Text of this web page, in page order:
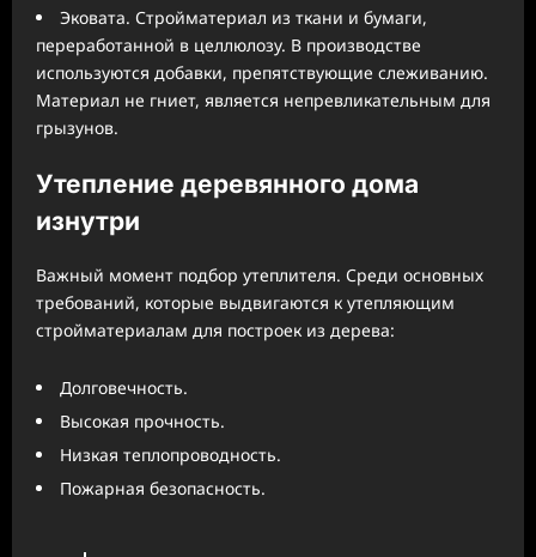
Эковата. Стройматериал из ткани и бумаги,
переработанной в целлюлозу. В производстве
используются добавки, препятствующие слеживанию.
Материал не гниет, является непревликательным для
грызунов.
Утепление деревянного дома
изнутри
Важный момент подбор утеплителя. Среди основных
требований, которые выдвигаются к утепляющим
стройматериалам для построек из дерева:
Долговечность.
Высокая прочность.
Низкая теплопроводность.
Пожарная безопасность.